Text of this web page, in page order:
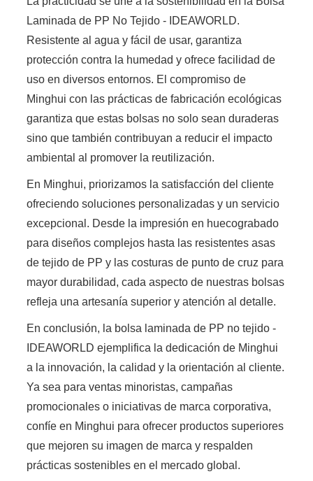
Laminada de PP No Tejido - IDEAWORLD.
Resistente al agua y fácil de usar, garantiza
protección contra la humedad y ofrece facilidad de
uso en diversos entornos. El compromiso de
Minghui con las prácticas de fabricación ecológicas
garantiza que estas bolsas no solo sean duraderas
sino que también contribuyan a reducir el impacto
ambiental al promover la reutilización.
En Minghui, priorizamos la satisfacción del cliente
ofreciendo soluciones personalizadas y un servicio
excepcional. Desde la impresión en huecograbado
para diseños complejos hasta las resistentes asas
de tejido de PP y las costuras de punto de cruz para
mayor durabilidad, cada aspecto de nuestras bolsas
refleja una artesanía superior y atención al detalle.
En conclusión, la bolsa laminada de PP no tejido -
IDEAWORLD ejemplifica la dedicación de Minghui
a la innovación, la calidad y la orientación al cliente.
Ya sea para ventas minoristas, campañas
promocionales o iniciativas de marca corporativa,
confíe en Minghui para ofrecer productos superiores
que mejoren su imagen de marca y respalden
prácticas sostenibles en el mercado global.